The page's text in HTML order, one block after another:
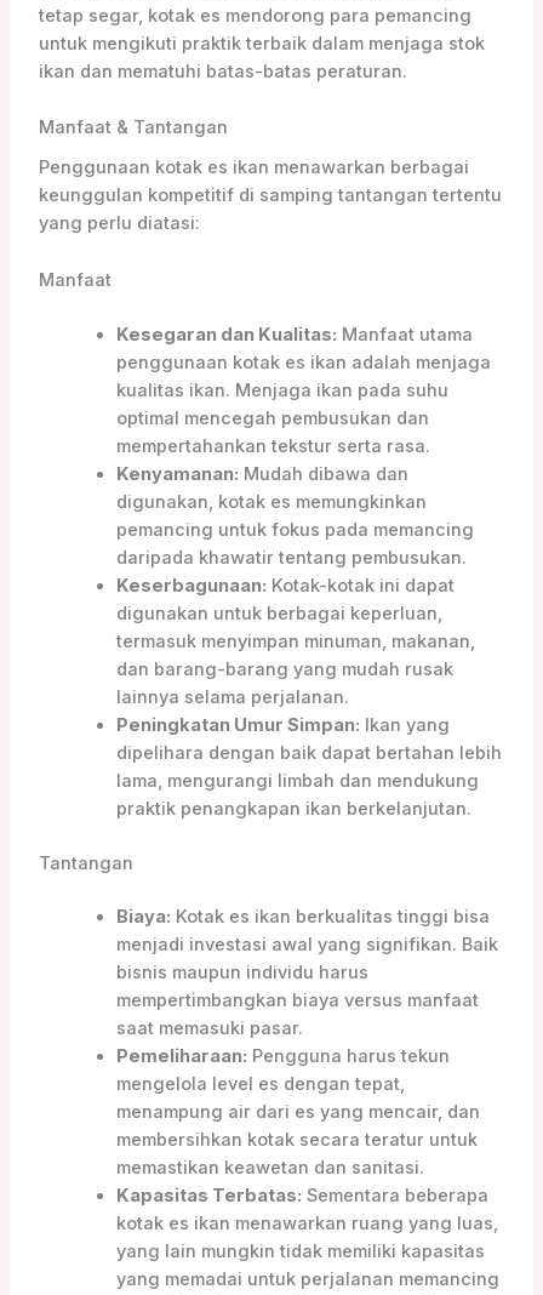
tetap segar, kotak es mendorong para pemancing
untuk mengikuti praktik terbaik dalam menjaga stok
ikan dan mematuhi batas-batas peraturan.
Manfaat & Tantangan
Penggunaan kotak es ikan menawarkan berbagai
keunggulan kompetitif di samping tantangan tertentu
yang perlu diatasi:
Manfaat
Kesegaran dan Kualitas: Manfaat utama
penggunaan kotak es ikan adalah menjaga
kualitas ikan. Menjaga ikan pada suhu
optimal mencegah pembusukan dan
mempertahankan tekstur serta rasa.
Kenyamanan: Mudah dibawa dan
digunakan, kotak es memungkinkan
pemancing untuk fokus pada memancing
daripada khawatir tentang pembusukan.
Keserbagunaan: Kotak-kotak ini dapat
digunakan untuk berbagai keperluan,
termasuk menyimpan minuman, makanan,
dan barang-barang yang mudah rusak
lainnya selama perjalanan.
Peningkatan Umur Simpan: Ikan yang
dipelihara dengan baik dapat bertahan lebih
lama, mengurangi limbah dan mendukung
praktik penangkapan ikan berkelanjutan.
Tantangan
Biaya: Kotak es ikan berkualitas tinggi bisa
menjadi investasi awal yang signifikan. Baik
bisnis maupun individu harus
mempertimbangkan biaya versus manfaat
saat memasuki pasar.
Pemeliharaan: Pengguna harus tekun
mengelola level es dengan tepat,
menampung air dari es yang mencair, dan
membersihkan kotak secara teratur untuk
memastikan keawetan dan sanitasi.
Kapasitas Terbatas: Sementara beberapa
kotak es ikan menawarkan ruang yang luas,
yang lain mungkin tidak memiliki kapasitas
yang memadai untuk perjalanan memancing